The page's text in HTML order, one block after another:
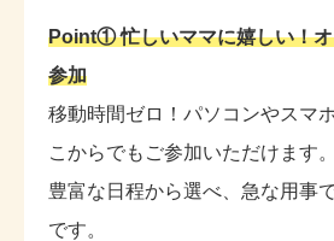
Point① 忙しいママに嬉しい！
参加
移動時間ゼロ！パソコンやスマ
こからでもご参加いただけます。
豊富な日程から選べ、急な用事
です。